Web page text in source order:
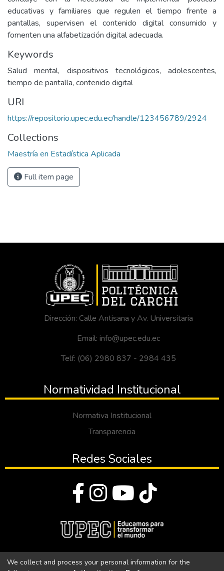
educativas y familiares que regulen el tiempo frente a
pantallas, supervisen el contenido digital consumido y
fomenten una alfabetización digital adecuada.
Keywords
Salud mental, dispositivos tecnológicos, adolescentes,
tiempo de pantalla, contenido digital
URI
https://repositorio.upec.edu.ec/handle/123456789/2924
Collections
Maestría en Estadística Aplicada
Full item page
Dirección: Calle Antisana y Av. Universitaria
Email: info@upec.edu.ec
Telf: (06) 2980 837 - 2984 435
Normatividad Institucional
Normativa Institucional
Transparencia
Redes Sociales
We collect and process your personal information for the